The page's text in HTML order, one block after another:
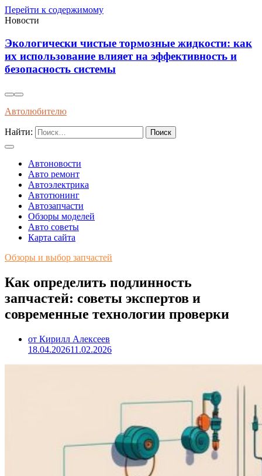
Перейти к содержимому
Новости
Экологически чистые тормозные жидкости: как
их использование влияет на эффективность и
безопасность системы
Автолюбителю
Найти:
Автоновости
Авто ремонт
Автоэлектрика
Автотюнинг
Автозапчасти
Обзоры моделей
Авто советы
Карта сайта
Обзоры и выбор запчастей
Как определить подлинность
запчастей: советы экспертов и
современные технологии проверки
от Кирилл Алексеев
18.04.202611.02.2026